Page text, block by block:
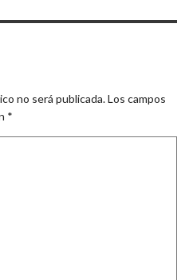
no será publicada.Los campos
*